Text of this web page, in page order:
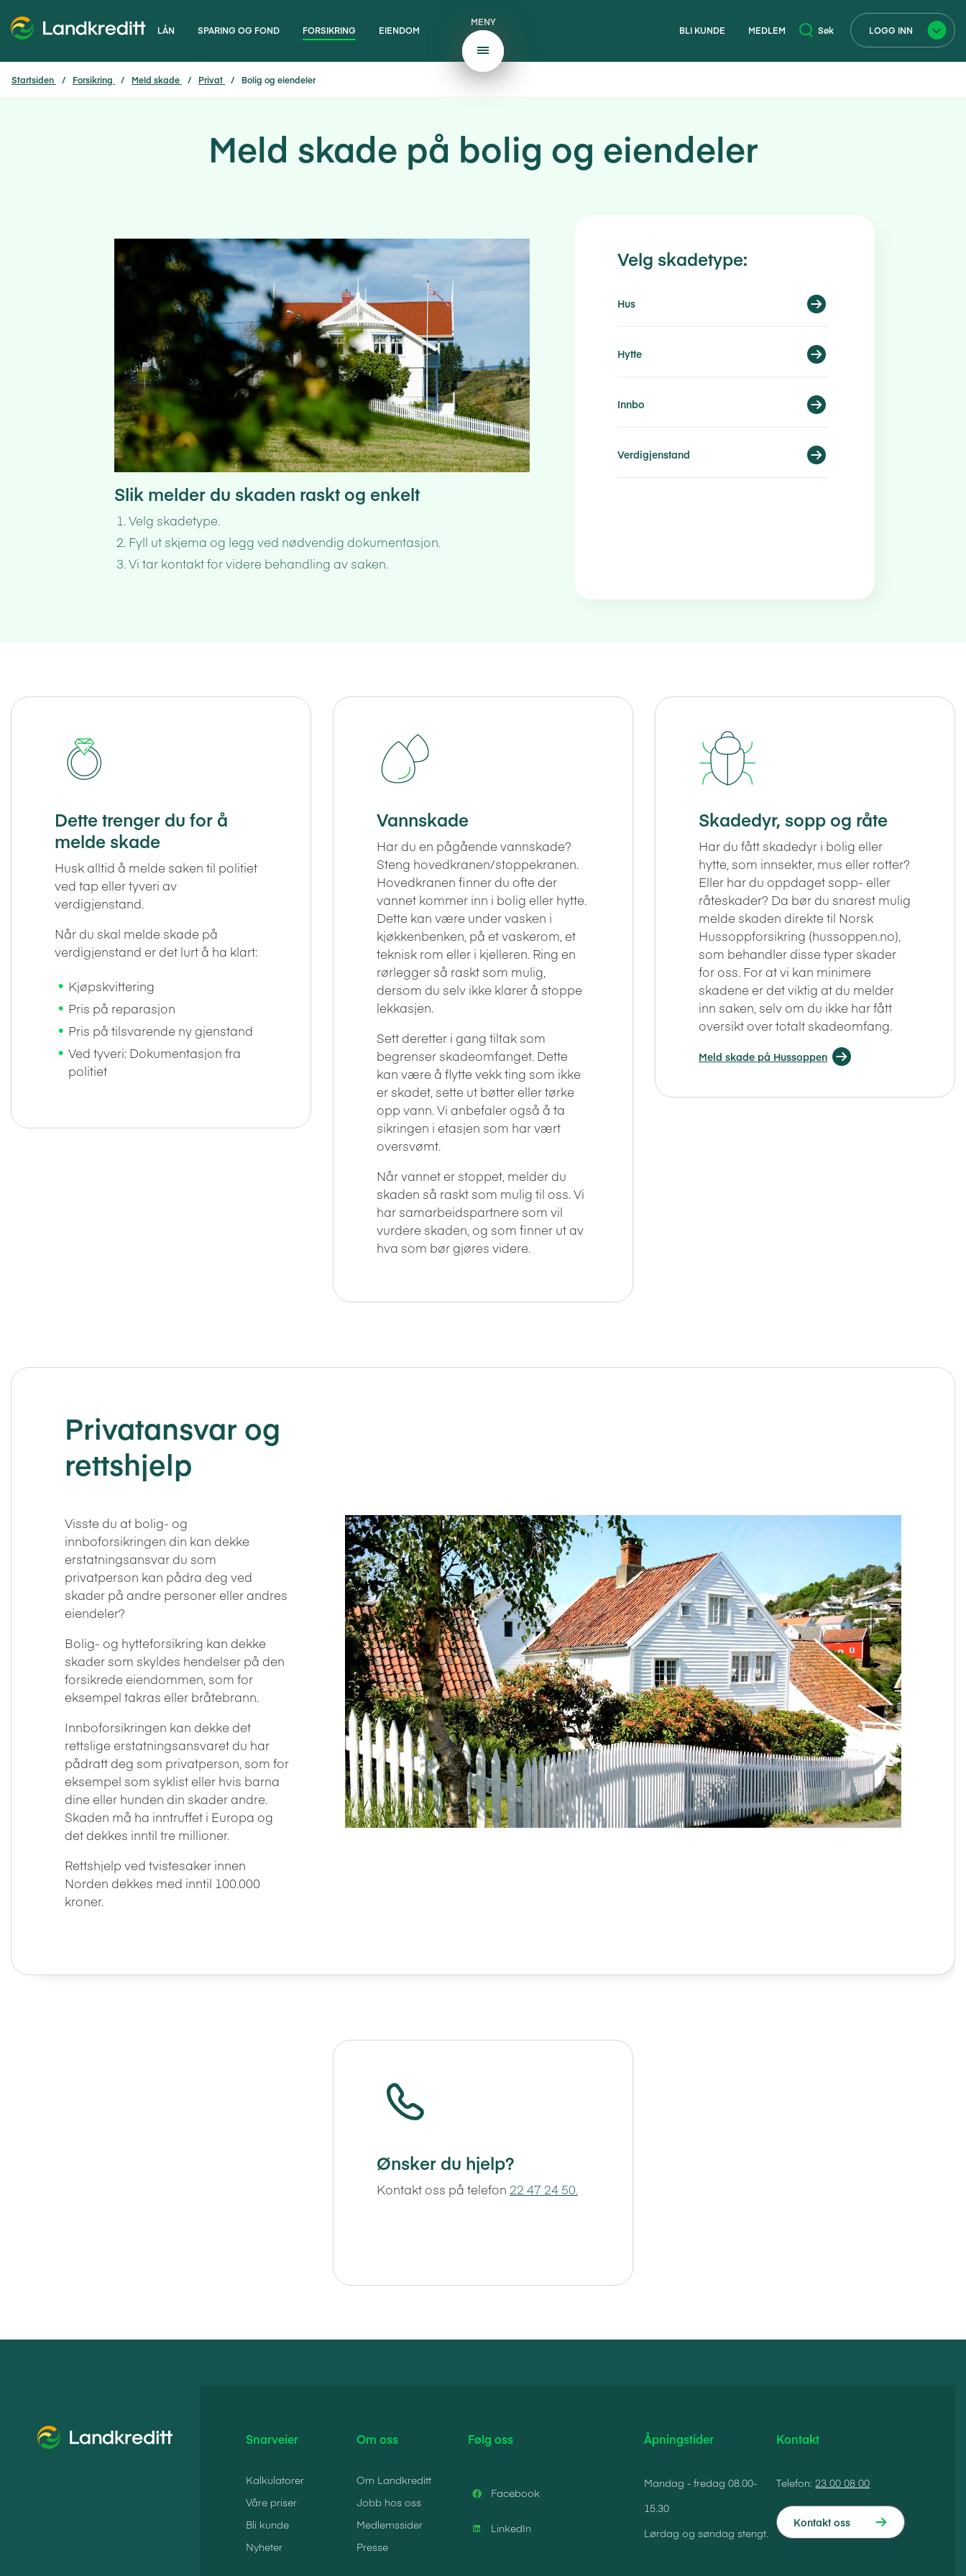
LÅN SPARING OG FOND FORSIKRING EIENDOM
MENY
BLI KUNDE MEDLEM Søk LOGG INN
Startsiden Forsikring Meld skade Privat Bolig og eiendeler
Meld skade på bolig og eiendeler
Slik melder du skaden raskt og enkelt
Velg skadetype.
Fyll ut skjema og legg ved nødvendig dokumentasjon.
Vi tar kontakt for videre behandling av saken.
Velg skadetype:
Hus
Hytte
Innbo
Verdigjenstand
Dette trenger du for å
melde skade
Husk alltid å melde saken til politiet
ved tap eller tyveri av
verdigjenstand.
Når du skal melde skade på
verdigjenstand er det lurt å ha klart:
Kjøpskvittering
Pris på reparasjon
Pris på tilsvarende ny gjenstand
Ved tyveri: Dokumentasjon fra
politiet
Vannskade
Har du en pågående vannskade?
Steng hovedkranen/stoppekranen.
Hovedkranen finner du ofte der
vannet kommer inn i bolig eller hytte.
Dette kan være under vasken i
kjøkkenbenken, på et vaskerom, et
teknisk rom eller i kjelleren. Ring en
rørlegger så raskt som mulig,
dersom du selv ikke klarer å stoppe
lekkasjen.
Sett deretter i gang tiltak som
begrenser skadeomfanget. Dette
kan være å flytte vekk ting som ikke
er skadet, sette ut bøtter eller tørke
opp vann. Vi anbefaler også å ta
sikringen i etasjen som har vært
oversvømt.
Når vannet er stoppet, melder du
skaden så raskt som mulig til oss. Vi
har samarbeidspartnere som vil
vurdere skaden, og som finner ut av
hva som bør gjøres videre.
Skadedyr, sopp og råte
Har du fått skadedyr i bolig eller
hytte, som innsekter, mus eller rotter?
Eller har du oppdaget sopp- eller
råteskader? Da bør du snarest mulig
melde skaden direkte til Norsk
Hussoppforsikring (hussoppen.no),
som behandler disse typer skader
for oss. For at vi kan minimere
skadene er det viktig at du melder
inn saken, selv om du ikke har fått
oversikt over totalt skadeomfang.
Meld skade på Hussoppen
Privatansvar og
rettshjelp
Visste du at bolig- og
innboforsikringen din kan dekke
erstatningsansvar du som
privatperson kan pådra deg ved
skader på andre personer eller andres
eiendeler?
Bolig- og hytteforsikring kan dekke
skader som skyldes hendelser på den
forsikrede eiendommen, som for
eksempel takras eller bråtebrann.
Innboforsikringen kan dekke det
rettslige erstatningsansvaret du har
pådratt deg som privatperson, som for
eksempel som syklist eller hvis barna
dine eller hunden din skader andre.
Skaden må ha inntruffet i Europa og
det dekkes inntil tre millioner.
Rettshjelp ved tvistesaker innen
Norden dekkes med inntil 100.000
kroner.
Ønsker du hjelp?
Kontakt oss på telefon 22 47 24 50.
Snarveier
Kalkulatorer
Våre priser
Bli kunde
Nyheter
Om oss
Om Landkreditt
Jobb hos oss
Medlemssider
Presse
Følg oss
Facebook
LinkedIn
Åpningstider
Mandag - fredag 08.00-
15.30
Lørdag og søndag stengt.
Kontakt
Telefon:23 00 08 00
Kontakt oss